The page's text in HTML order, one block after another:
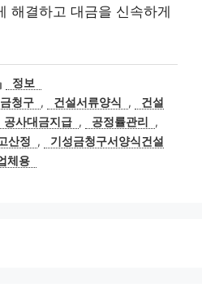
해결하고 대금을 신속하게
카
테
고
리
정보
청구 , 건설서류양식 ,
건설
공사대금지급 , 공정률관리
,
산정 ,
기성금청구서양식건설
체용